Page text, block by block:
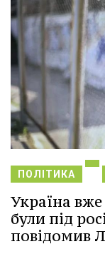
ПОЛІТИКА
Україна вже
були під
повідомив